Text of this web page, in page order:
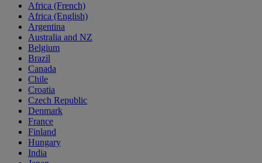
Africa (French)
Africa (English)
Argentina
Australia and NZ
Belgium
Brazil
Canada
Chile
Croatia
Czech Republic
Denmark
France
Finland
Hungary
India